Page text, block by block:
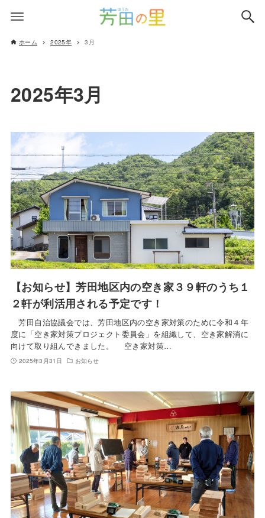
ホーム 2025年 3月
2025年3月
【お知らせ】芳田地区内の空き家３９軒のうち１
２軒が利活用される予定です！
芳田自治協議会では、芳田地区内の空き家対策のために令和４年
度に「空き家対策プロジェクト委員会」を組織して、空き家解消に
向けて取り組んできました。 空き家対策…
2025年3月31日 お知らせ